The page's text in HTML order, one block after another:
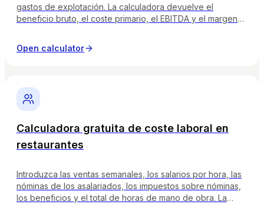
gastos de explotación. La calculadora devuelve el
beneficio bruto, el coste primario, el EBITDA y el margen
contable.
Open calculator
Calculadora gratuita de coste laboral en
restaurantes
Introduzca las ventas semanales, los salarios por hora, las
nóminas de los asalariados, los impuestos sobre nóminas,
los beneficios y el total de horas de mano de obra. La